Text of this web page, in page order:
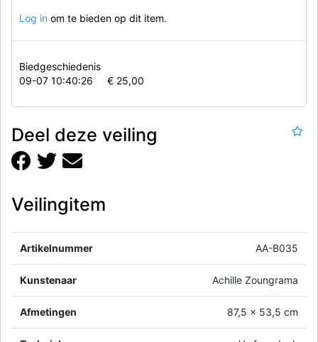
Log in om te bieden op dit item.
Biedgeschiedenis
09-07 10:40:26
€ 25,00
Deel deze veiling
Veilingitem
Artikelnummer AA-B035
Kunstenaar Achille Zoungrama
Afmetingen 87,5 x 53,5 cm